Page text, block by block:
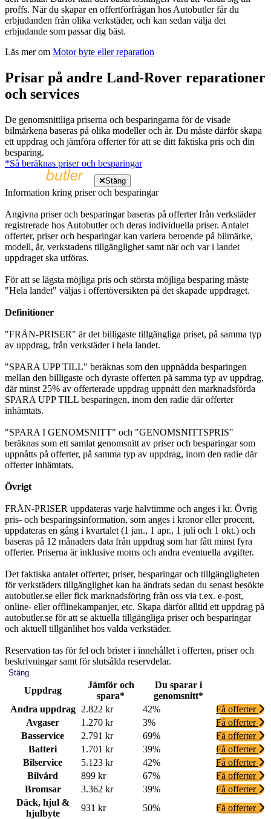
proffs. När du skapar en offertförfrågan hos Autobutler får du
erbjudanden från olika verkstäder, och kan sedan välja det
erbjudande som passar dig bäst.
Läs mer om Motor byte eller reparation
Prisar på andre Land-Rover reparationer
och services
De genomsnittliga priserna och besparingarna för de visade
bilmärkena baseras på olika modeller och år. Du måste därför skapa
ett uppdrag och jämföra offerter för att se ditt faktiska pris och din
besparing.
*Så beräknas priser och besparingar
Stäng
Information kring priser och besparingar
Angivna priser och besparingar baseras på offerter från verkstäder
registrerade hos Autobutler och deras individuella priser. Antalet
offerter, priser och besparingar kan variera beroende på bilmärke,
modell, år, verkstadens tillgänglighet samt när och var i landet
uppdraget ska utföras.
För att se lägsta möjliga pris och största möjliga besparing måste
"Hela landet" väljas i offertöversikten på det skapade uppdraget.
Definitioner
"FRÅN-PRISER" är det billigaste tillgängliga priset, på samma typ
av uppdrag, från verkstäder i hela landet.
"SPARA UPP TILL" beräknas som den uppnådda besparingen
mellan den billigaste och dyraste offerten på samma typ av uppdrag,
där minst 25% av offerterade uppdrag uppnått den marknadsförda
SPARA UPP TILL besparingen, inom den radie där offerter
inhämtats.
"SPARA I GENOMSNITT" och "GENOMSNITTSPRIS"
beräknas som ett samlat genomsnitt av priser och besparingar som
uppnåtts på offerter, på samma typ av uppdrag, inom den radie där
offerter inhämtats.
Övrigt
FRÅN-PRISER uppdateras varje halvtimme och anges i kr. Övrig
pris- och besparingsinformation, som anges i kronor eller procent,
uppdateras en gång i kvartalet (1 jan., 1 apr., 1 juli och 1 okt.) och
baseras på 12 månaders data från uppdrag som har fått minst fyra
offerter. Priserna är inklusive moms och andra eventuella avgifter.
Det faktiska antalet offerter, priser, besparingar och tillgängligheten
för verkstäders tillgänglighet kan ha ändrats sedan du senast besökte
autobutler.se eller fick marknadsföring från oss via t.ex. e-post,
online- eller offlinekampanjer, etc. Skapa därför alltid ett uppdrag på
autobutler.se för att se aktuella tillgängliga priser och besparingar
och aktuell tillgänlihet hos valda verkstäder.
Reservation tas för fel och brister i innehållet i offerten, priser och
beskrivningar samt för slutsålda reservdelar.
Stäng
Uppdrag
Jämför och
spara*
Du sparar i
genomsnitt*
Andra uppdrag
2.822 kr 42%
Få offerter
Avgaser
1.270 kr 3%
Få offerter
Basservice
2.791 kr 69%
Få offerter
Batteri
1.701 kr 39%
Få offerter
Bilservice
5.123 kr 42%
Få offerter
Bilvård
899 kr 67%
Få offerter
Bromsar
3.362 kr 39%
Få offerter
Däck, hjul &
hjulbyte
931 kr 50%
Få offerter